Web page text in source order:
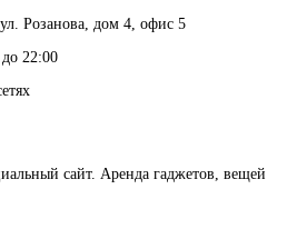
Розанова, дом 4, офис 5
22:00
сайт. Аренда гаджетов, вещей